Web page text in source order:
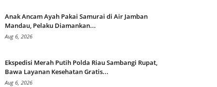
Anak Ancam Ayah Pakai Samurai di Air Jamban
Mandau, Pelaku Diamankan...
Aug 6, 2026
Ekspedisi Merah Putih Polda Riau Sambangi Rupat,
Bawa Layanan Kesehatan Gratis...
Aug 6, 2026